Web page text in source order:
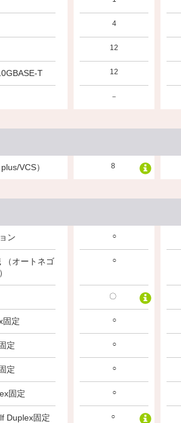
T
12
4
12
12
－
VCS）
8 8
ン
（オートネゴ
固定
定
定
固定
Duplex固定
○
○
○
○
〇
○
○
○
○
○